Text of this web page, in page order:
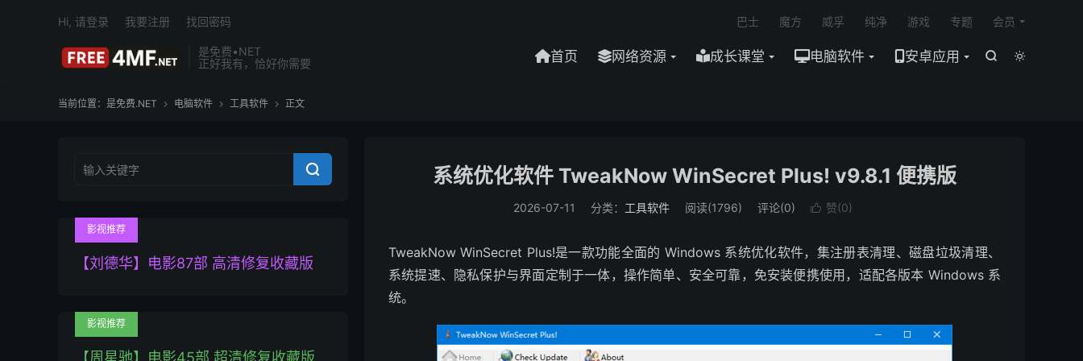
是免费•NET
正好我有，恰好你需要


首页 网络资源 成长课堂 电脑软件 安卓应用
巴士 魔方 威孚 纯净 游戏 专题 会员
Hi, 请登录 我要注册 找回密码
当前位置： 是免费.NET  电脑软件  工具软件  正文
系统优化软件 TweakNow WinSecret Plus! v9.8.1 便携版
2026-07-11 分类： 工具软件 阅读(1796) 评论(0)  赞(0)
TweakNow WinSecret Plus!是一款功能全面的 Windows 系统优化软件，集注册表清理、磁盘垃圾清理、
系统提速、隐私保护与界面定制于一体，操作简单、安全可靠，免安装便携使用，适配各版本 Windows 系
统。

影视推荐
【刘德华】电影87部 高清修复收藏版
影视推荐
【周星驰】电影45部 超清修复收藏版